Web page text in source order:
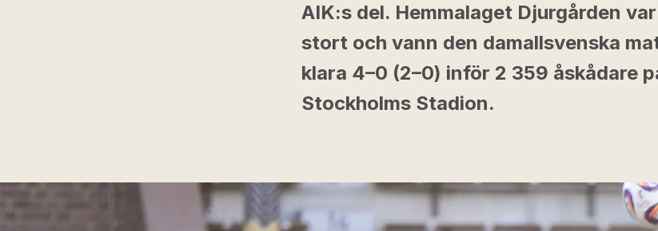
AIK:s del. Hemmalaget Djurgården
stort och vann den damallsvenska
klara 4–0 (2–0) inför 2 359 åskådare
Stockholms Stadion.